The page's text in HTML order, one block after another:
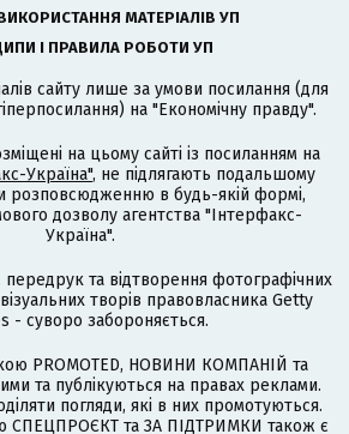
МАТЕРІАЛІВ УП
І ПРАВИЛА РОБОТИ УП
сайту лише за умови посилання (для
на "Економічну правду".
на цьому сайті із посиланням на
Україна", не підлягають подальшому
розповсюдженню в будь-якій формі,
дозволу агентства "Інтерфакс-
Україна".
та відтворення фотографічних
творів правовласника Getty
- суворо забороняється.
PROMOTED, НОВИНИ КОМПАНІЙ та
та публікуються на правах реклами.
погляди, які в них промотуються.
СПЕЦПРОЄКТ та ЗА ПІДТРИМКИ також є